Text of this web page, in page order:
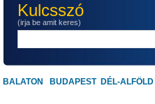
Kulcsszó
(irja be amit keres)
BALATON BUDAPEST DÉL-ALFÖLD